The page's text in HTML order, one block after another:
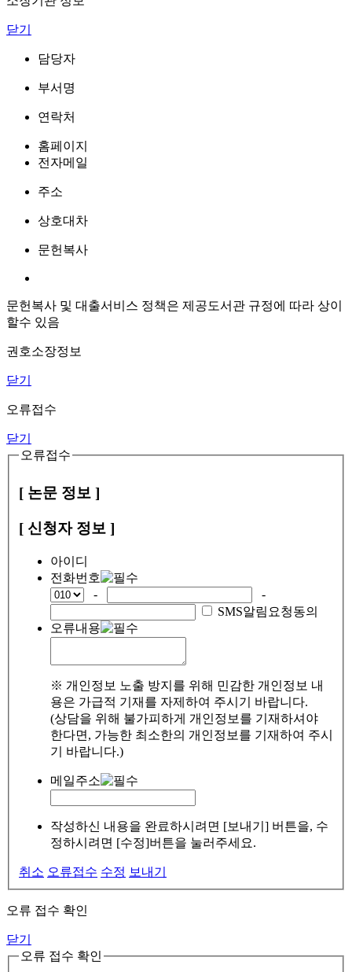
닫기
담당자
부서명
연락처
홈페이지
전자메일
주소
상호대차
문헌복사
문헌복사 및 대출서비스 정책은 제공도서관 규정에 따라 상이
할수 있음
권호소장정보
닫기
오류접수
닫기
오류접수
[ 논문 정보 ]
[ 신청자 정보 ]
아이디
전화번호
-
-
SMS알림요청동의
오류내용
※ 개인정보 노출 방지를 위해 민감한 개인정보 내
용은 가급적 기재를 자제하여 주시기 바랍니다.
(상담을 위해 불가피하게 개인정보를 기재하셔야
한다면, 가능한 최소한의 개인정보를 기재하여 주시
기 바랍니다.)
메일주소
작성하신 내용을 완료하시려면 [보내기] 버튼을, 수
정하시려면 [수정]버튼을 눌러주세요.
취소 오류접수 수정 보내기
오류 접수 확인
닫기
오류 접수 확인